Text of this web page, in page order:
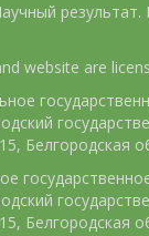
website are
Белгородская
Белгородская